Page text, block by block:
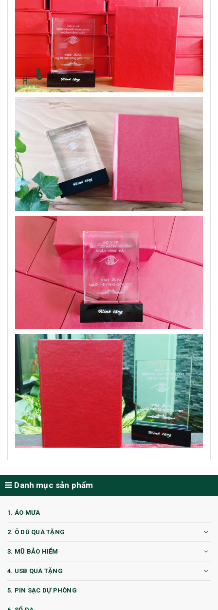
Danh mục sản phẩm
1. ÁO MƯA
2. Ô DÙ QUÀ TẶNG
3. MŨ BẢO HIỂM
4. USB QUÀ TẶNG
5. PIN SẠC DỰ PHÒNG